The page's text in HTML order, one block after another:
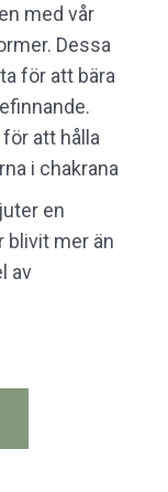
med vår
Dessa
för att bära
att hålla
i chakrana
en
blivit mer än
av